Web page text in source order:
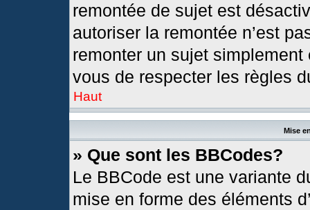
remontée de sujet est
autoriser la remontée n’est
remonter un sujet
vous de respecter les règles
Haut
Mise
» Que sont les BBCodes?
Le BBCode est une variante
mise en forme des éléments